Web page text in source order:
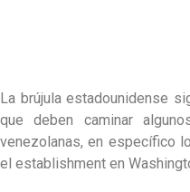
La brújula estadounidense
que deben caminar
venezolanas, en específico
el establishment en